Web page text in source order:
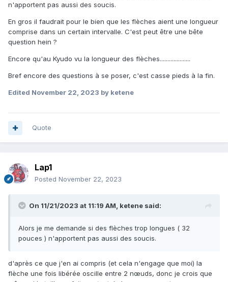
n'apportent pas aussi des soucis.
En gros il faudrait pour le bien que les flèches aient une longueur
comprise dans un certain intervalle. C'est peut être une bête
question hein ?
Encore qu'au Kyudo vu la longueur des flèches....................
Bref encore des questions à se poser, c'est casse pieds à la fin.
Edited November 22, 2023 by ketene
Quote
Lap1
Posted November 22, 2023
On 11/21/2023 at 11:19 AM, ketene said:
Alors je me demande si des flèches trop longues ( 32
pouces ) n'apportent pas aussi des soucis.
d'après ce que j'en ai compris (et cela n'engage que moi) la
flèche une fois libérée oscille entre 2 nœuds, donc je crois que